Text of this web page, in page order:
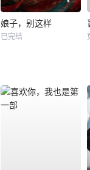
娘子，别这样
已完结